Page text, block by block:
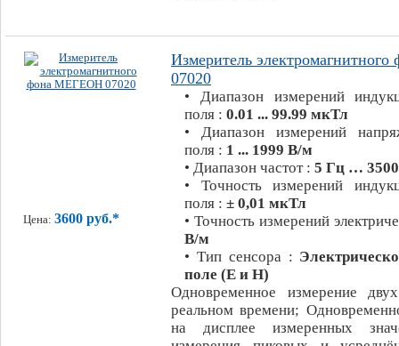
Цена: 3600 руб.*
Измеритель
07020
• Диапазон измерений
поля : 0.01 ... 99.99 мкТл
• Диапазон измерений
поля : 1 ... 1999 В/м
• Диапазон частот : 5 Гц …
• Точность измерений
поля : ± 0,01 мкТл
• Точность измерений
В/м
• Тип сенсора :
поле (Е и Н)
Одновременное измерение
реальном времени;
на дисплее измеренных